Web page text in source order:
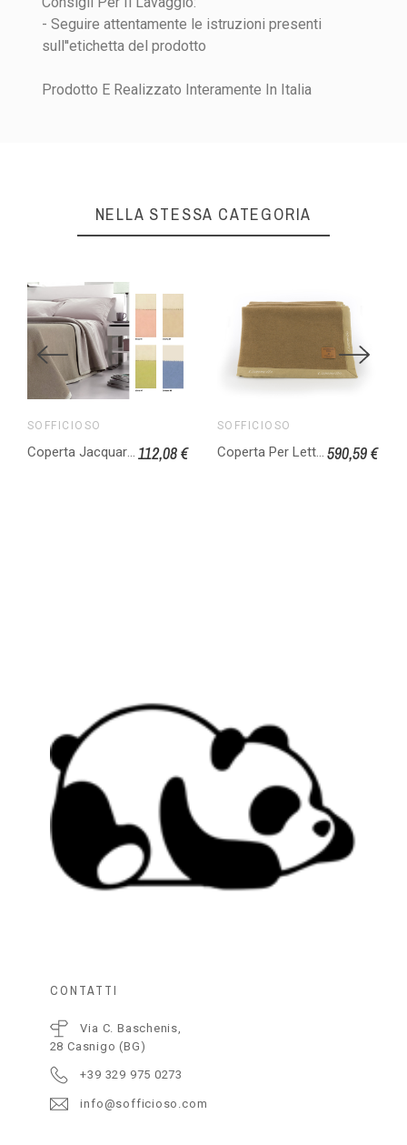
- Seguire attentamente le istruzioni presenti
sull''etichetta del prodotto
Prodotto E Realizzato Interamente In Italia
NELLA STESSA CATEGORIA
SOFFICIOSO
Coperta Jacquard Per Letto In Pura Lana Vergine Modello Double In Tinta Unita 112,08 €
SOFFICIOSO
Coperta Per Letto In Cammello 590,59 €
CONTATTI
Via C. Baschenis,
28 Casnigo (BG)
+39 329 975 0273
info@sofficioso.com